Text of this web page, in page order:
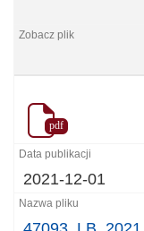
10-
19.pdf
pdf
2021-12-01